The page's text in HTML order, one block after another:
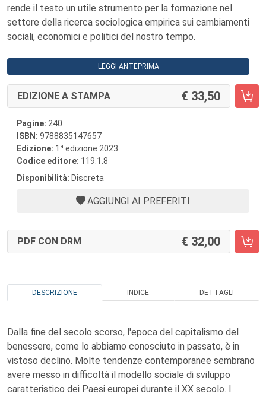
rende il testo un utile strumento per la formazione nel
settore della ricerca sociologica empirica sui cambiamenti
sociali, economici e politici del nostro tempo.
LEGGI ANTEPRIMA
EDIZIONE A STAMPA 33,50
Pagine: 240
ISBN: 9788835147657
Edizione: 1 a edizione 2023
Codice editore: 119.1.8
Disponibilità: Discreta
AGGIUNGI AI PREFERITI
PDF CON DRM 32,00
DESCRIZIONE INDICE DETTAGLI
Dalla fine del secolo scorso, l'epoca del capitalismo del
benessere, come lo abbiamo conosciuto in passato, è in
vistoso declino. Molte tendenze contemporanee sembrano
avere messo in difficoltà il modello sociale di sviluppo
caratteristico dei Paesi europei durante il XX secolo. I